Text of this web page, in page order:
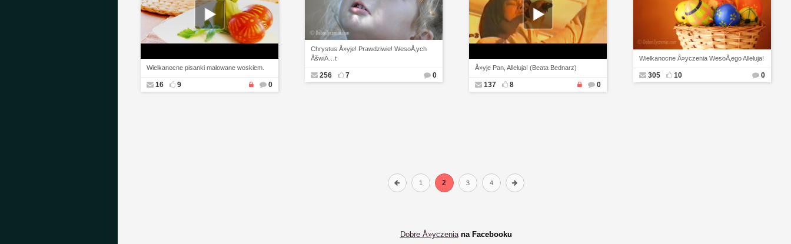
Chrystus Å»yje! Prawdziwie! WesoÅ‚ych
ÅšwiÄ…t
256 7 0
Wielkanocne Å»yczenia WesoÅ‚ego Alleluja!
305 10 0
Wielkanocne pisanki malowane woskiem.
16 9 0
Å»yje Pan, Alleluja! (Beata Bednarz)
137 8 0
1 2 3 4
Dobre Å»yczeniana Facebooku